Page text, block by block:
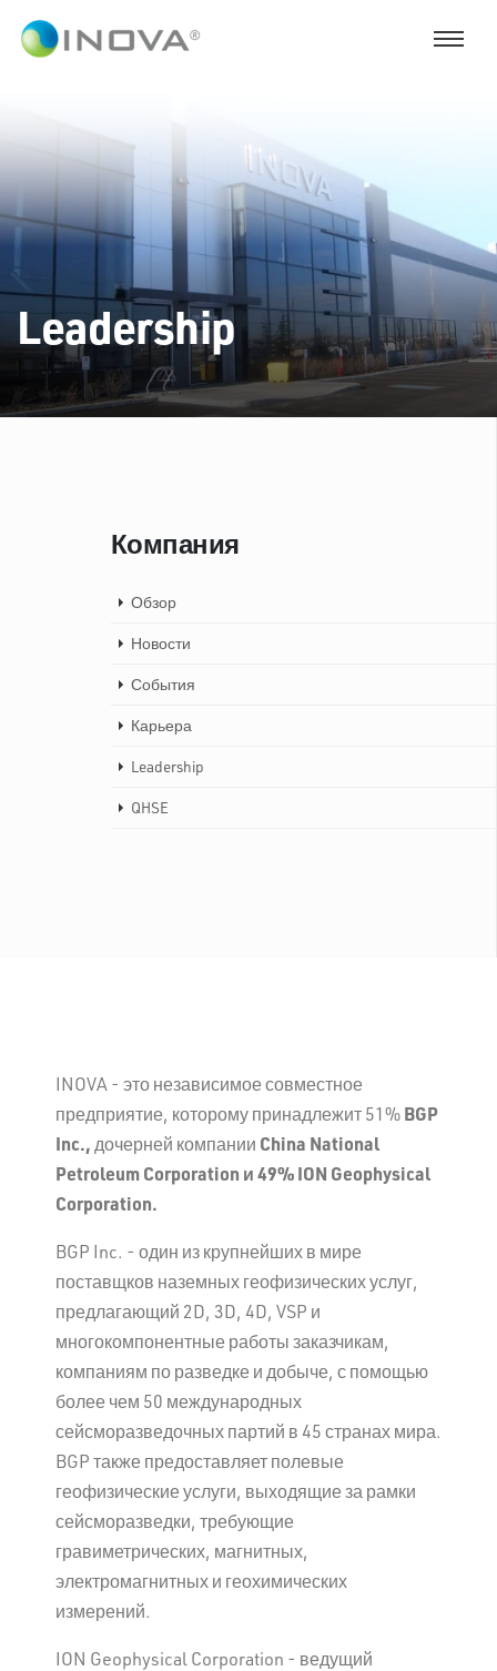
Leadership
Компания
Обзор
Новости
События
Карьера
Leadership
QHSE
INOVA - это независимое совместное
предприятие, которому принадлежит 51%BGP
Inc., дочерней компании China National
PetroleumCorporation и 49%ION Geophysical
Corporation.
BGP Inc. - один из крупнейших в мире
поставщков наземных геофизических услуг,
предлагающий 2D, 3D, 4D, VSP и
многокомпонентные работы заказчикам,
компаниям по разведке и добыче, с помощью
более чем 50 международных
сейсморазведочных партий в 45 странах мира.
BGP также предоставляет полевые
геофизические услуги, выходящие за рамки
сейсморазведки, требующие
гравиметрических, магнитных,
электромагнитных и геохимических
измерений.
ION Geophysical Corporation - ведущий